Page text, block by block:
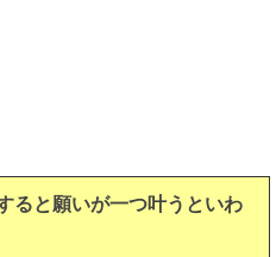
ると願いが一つ叶うといわ